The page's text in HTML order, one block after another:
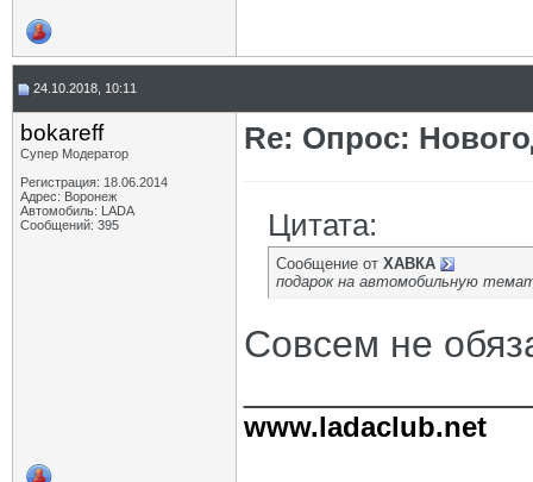
24.10.2018, 10:11
bokareff
Супер Модератор
Регистрация: 18.06.2014
Адрес: Воронеж
Автомобиль: LADA
Сообщений: 395
Re: Опрос:
Цитата:
Сообщение от ХАВКА
подарок на автомобильную
Совсем не
www.ladaclub.net